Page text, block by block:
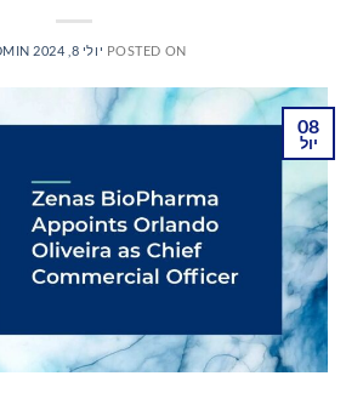
POSTED ON יולי 8, 2024
08
יול